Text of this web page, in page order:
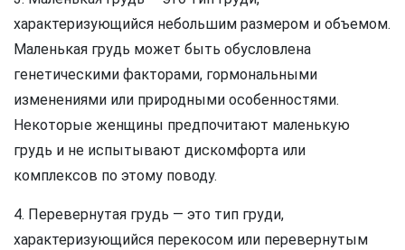
характеризующийся небольшим размером и объемом.
Маленькая грудь может быть обусловлена
генетическими факторами, гормональными
изменениями или природными особенностями.
Некоторые женщины предпочитают маленькую
грудь и не испытывают дискомфорта или
комплексов по этому поводу.
4. Перевернутая грудь — это тип груди,
характеризующийся перекосом или перевернутым